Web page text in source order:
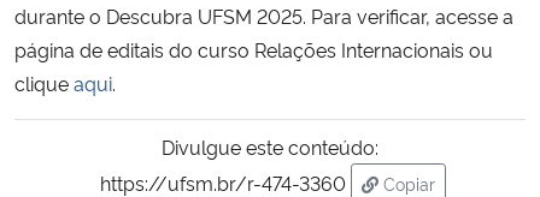
Ministério do Meio Ambiente
Ministério do Turismo
Ministério do Desenvolvimento Regional
durante o Descubra UFSM 2025. Para verificar, acesse a
página de editais do curso Relações Internacionais ou
cliqueaqui.
Divulgue este conteúdo:
https://ufsm.br/r-474-3360
Copiar